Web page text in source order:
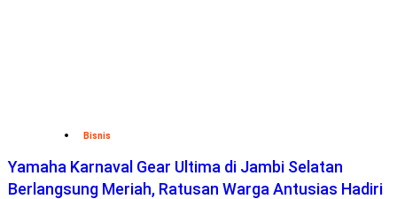
Bisnis
Yamaha Karnaval Gear Ultima di Jambi Selatan
Berlangsung Meriah, Ratusan Warga Antusias Hadiri